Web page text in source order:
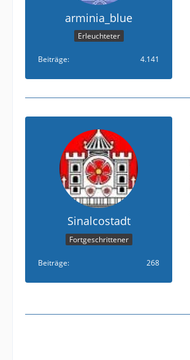
arminia_blue
Erleuchteter
Beiträge 4.141
Sinalcostadt
Fortgeschrittener
Beiträge 268